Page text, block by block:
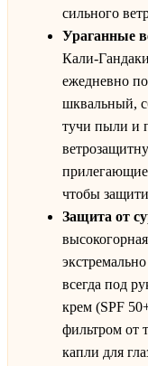
сильного
Ураганные
Кали-
ежедневно
шквальный,
тучи пыли и
чтобы
Защита от
всегда под
крем (SPF
фильтром от
капли для